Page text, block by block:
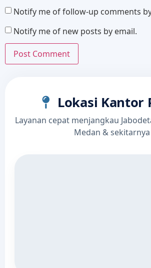
Notify me of follow-up comments
Notify me of new posts by email.
Lokasi Kantor
Layanan cepat menjangkau
Medan & sekitarnya